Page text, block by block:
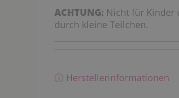
ACHTUNG: Nicht für Kinder
durch kleine Teilchen.
ⓘ Herstellerinformationen